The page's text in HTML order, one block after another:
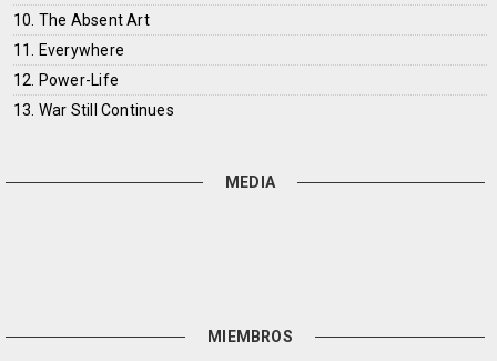
10. The Absent Art
11. Everywhere
12. Power-Life
13. War Still Continues
MEDIA
MIEMBROS